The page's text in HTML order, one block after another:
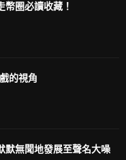
幣圈必讀收藏！
的視角
默無聞地發展至聲名大噪